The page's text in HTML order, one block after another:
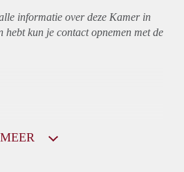
informatie over deze Kamer in
hebt kun je contact opnemen met de
MEER